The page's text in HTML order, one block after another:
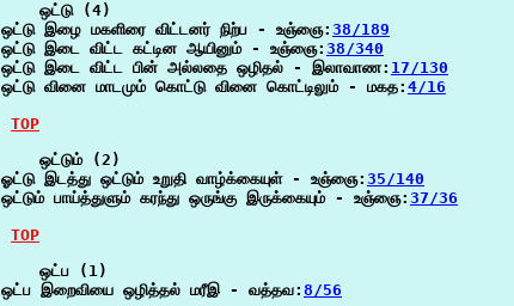
    ஒட்டு (4)
ஒட்டு இழை மகளிரை விட்டனர் நிற்ப - உஞ்ஞை: 38/189
ஒட்டு இடை விட்ட கட்டின ஆயினும் - உஞ்ஞை: 38/340
ஒட்டு இடை விட்ட பின் அல்லதை ஒழிதல் - இலாவாண: 17/130
ஒட்டு வினை மாடமும் கொட்டு வினை கொட்டிலும் - மகத: 4/16
TOP
    ஒட்டும் (2)
ஓட்டு இடத்து ஒட்டும் உறுதி வாழ்க்கையுள் - உஞ்ஞை: 35/140
ஒட்டும் பாய்த்துளும் கரந்து ஒருங்கு இருக்கையும் - உஞ்ஞை: 37/36
TOP
    ஒட்ப (1)
ஒட்ப இறைவியை ஒழித்தல் மரீஇ - வத்தவ: 8/56